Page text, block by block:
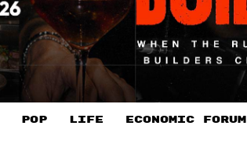
POP LIFE ECONOMIC FORUM